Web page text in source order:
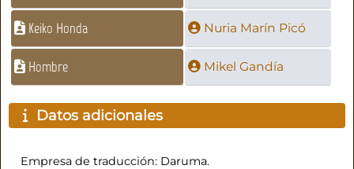
Keiko Honda Nuria Marín Picó
Hombre Mikel Gandía
Datos adicionales
Empresa de traducción: Daruma.